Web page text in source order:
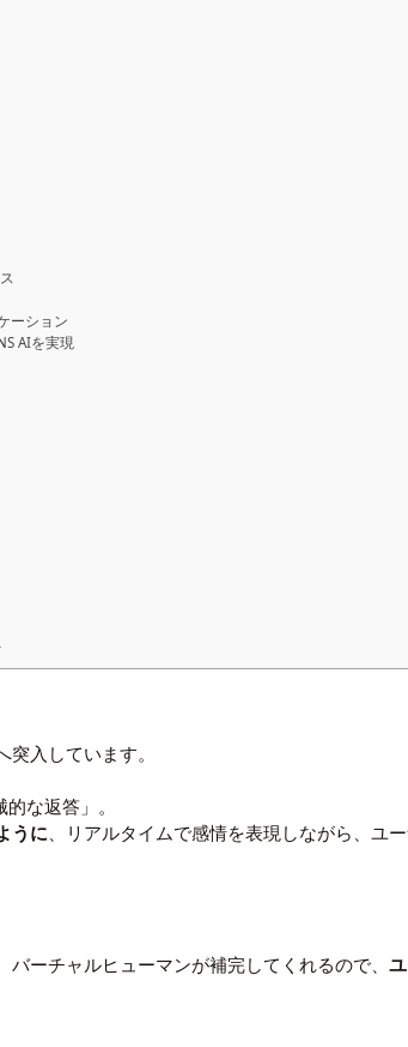
ーション
AIを実現
突入しています。
な返答」。
うに、リアルタイムで感情を表現しながら、ユー
ーチャルヒューマンが補完してくれるので、